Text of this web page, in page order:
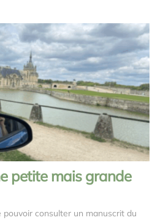
petite mais grande
consulter un manuscrit du